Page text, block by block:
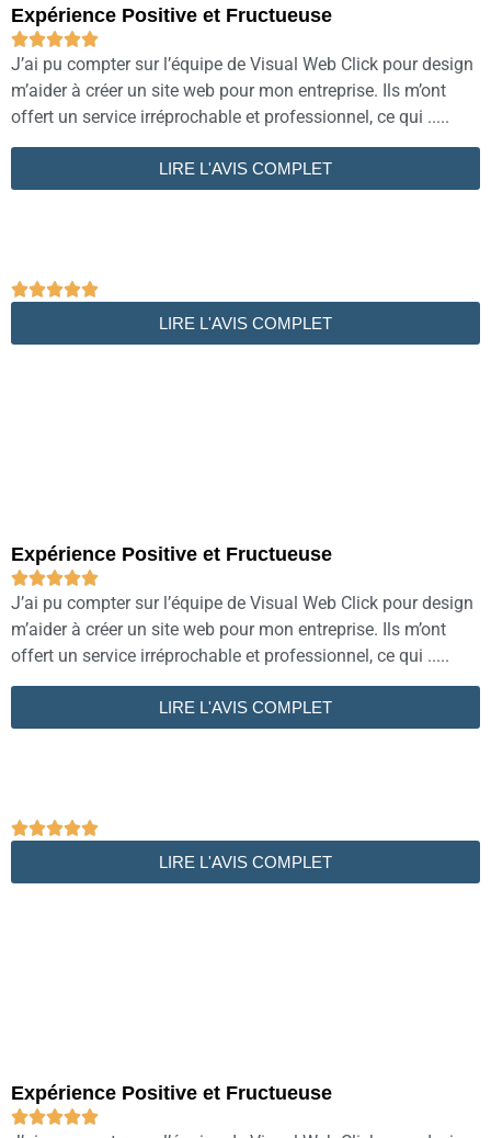
Expérience Positive et Fructueuse

J’ai pu compter sur l’équipe de Visual Web Click pour design
m’aider à créer un site web pour mon entreprise. Ils m’ont
offert un service irréprochable et professionnel, ce qui .....
LIRE L'AVIS COMPLET

LIRE L'AVIS COMPLET
Expérience Positive et Fructueuse

J’ai pu compter sur l’équipe de Visual Web Click pour design
m’aider à créer un site web pour mon entreprise. Ils m’ont
offert un service irréprochable et professionnel, ce qui .....
LIRE L'AVIS COMPLET

LIRE L'AVIS COMPLET
Expérience Positive et Fructueuse
